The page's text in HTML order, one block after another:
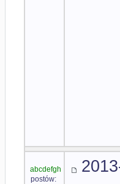
abcdefgh
postów: